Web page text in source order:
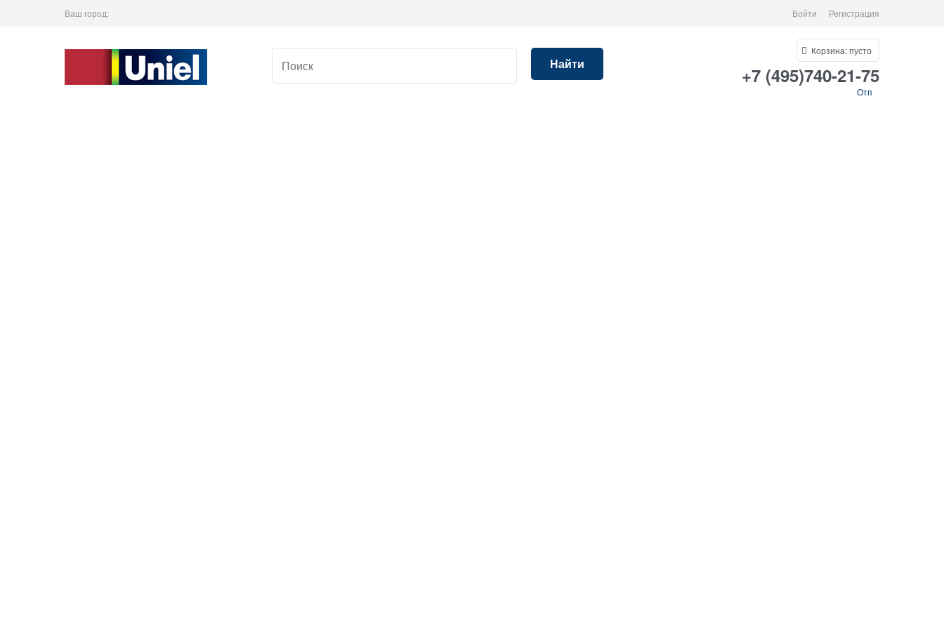
Ваш город: Войти Регистрация
Найти
Корзина:пусто
+7 (495)740-21-75
Отп